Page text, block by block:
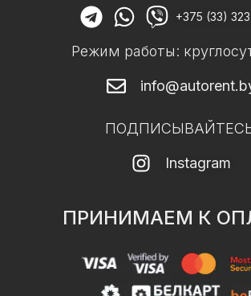
+375 (33)
Режим работы:
Instagram
ПРИНИМАЕМ К